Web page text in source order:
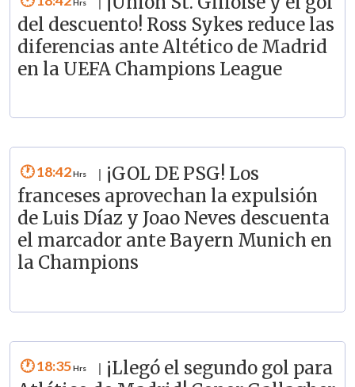
del descuento! Ross Sykes reduce las
diferencias ante Altético de Madrid
en la UEFA Champions League
18:42
¡GOL DE PSG! Los
franceses aprovechan la expulsión
de Luis Díaz y Joao Neves descuenta
el marcador ante Bayern Munich en
la Champions
18:35
¡Llegó el segundo gol para